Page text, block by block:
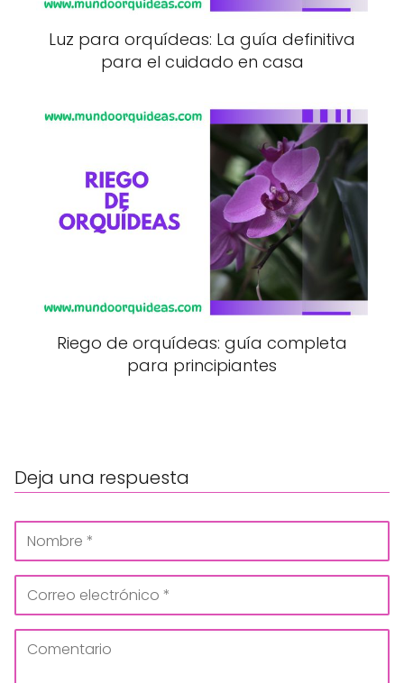
Luz para orquídeas: La guía definitiva
para el cuidado en casa
Riego de orquídeas: guía completa
para principiantes
Deja una respuesta